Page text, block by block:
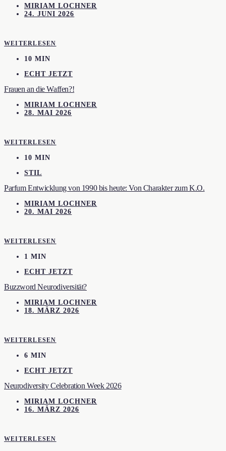
MIRIAM LOCHNER
24. JUNI 2026
WEITERLESEN
10 MIN
ECHT JETZT
Frauen an die Waffen?!
MIRIAM LOCHNER
28. MAI 2026
WEITERLESEN
10 MIN
STIL
Parfum Entwicklung von 1990 bis heute: Von Charakter zum K.O.
MIRIAM LOCHNER
20. MAI 2026
WEITERLESEN
1 MIN
ECHT JETZT
Buzzword Neurodiversität?
MIRIAM LOCHNER
18. MÄRZ 2026
WEITERLESEN
6 MIN
ECHT JETZT
Neurodiversity Celebration Week 2026
MIRIAM LOCHNER
16. MÄRZ 2026
WEITERLESEN